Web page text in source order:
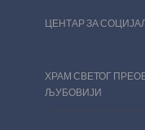
ЦЕНТАР ЗА
ХРАМ СВЕТОГ
ЉУБОВИЈИ